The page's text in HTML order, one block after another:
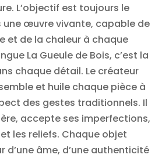
L’objectif est toujours le
une œuvre vivante, capable de
et de la chaleur à chaque
La Gueule de Bois, c’est la
chaque détail. Le créateur
et huile chaque pièce à
des gestes traditionnels. Il
accepte ses imperfections,
les reliefs. Chaque objet
d’une âme, d’une authenticité